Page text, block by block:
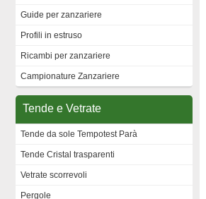
Guide per zanzariere
Profili in estruso
Ricambi per zanzariere
Campionature Zanzariere
Tende e Vetrate
Tende da sole Tempotest Parà
Tende Cristal trasparenti
Vetrate scorrevoli
Pergole